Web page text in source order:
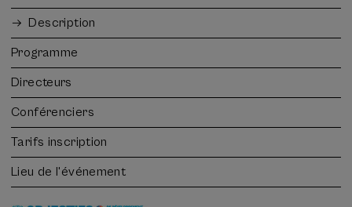
Description
Programme
Directeurs
Conférenciers
Tarifs inscription
Lieu de l'événement